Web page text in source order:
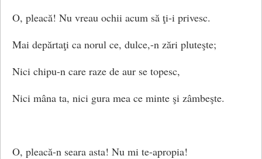
O, pleacă! Nu vreau ochii acum să ţi-i privesc.
Mai depărtaţi ca norul ce, dulce,-n zări pluteşte;
Nici chipu-n care raze de aur se topesc,
Nici mâna ta, nici gura mea ce minte şi zâmbeşte.
O, pleacă-n seara asta! Nu mi te-apropia!